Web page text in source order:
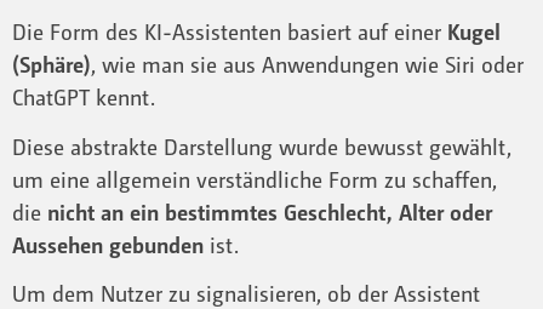
Die Form des KI-Assistenten basiert auf einer Kugel
(Sphäre), wie man sie aus Anwendungen wie Siri oder
ChatGPT kennt.
Diese abstrakte Darstellung wurde bewusst gewählt,
um eine allgemein verständliche Form zu schaffen,
die nicht an ein bestimmtes Geschlecht, Alter oder
Aussehen gebunden ist.
Um dem Nutzer zu signalisieren, ob der Assistent